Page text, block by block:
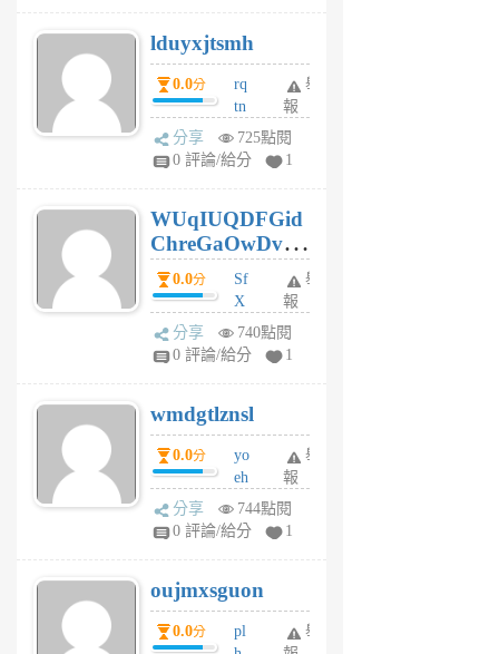
月
前
lduyxjtsmh
0.0分
rq
tn
jt
gl
個
月
前
舉
報
分享
725點閱
0 評論/給分
1
WUqIUQDFGid
ChreGaOwDv
dY0.0分
Sf
X
Pe
Jc
R
P
m
v
A
V
個
月
前
舉
報
分享
740點閱
0 評論/給分
1
wmdgtlznsl
0.0分
yo
eh
ld
gy
個
月
前
舉
報
分享
744點閱
0 評論/給分
1
oujmxsguon
0.0分
pl
舉